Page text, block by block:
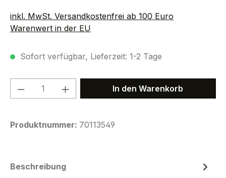
inkl. MwSt. Versandkostenfrei ab 100 Euro
Warenwert in der EU
Sofort verfügbar, Lieferzeit: 1-2 Tage
Produkt Anzahl: Gib denIn den Warenkorb
Produktnummer: 70113549
Beschreibung